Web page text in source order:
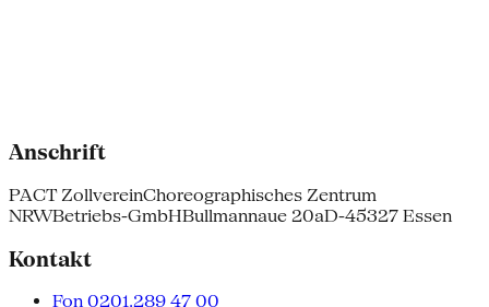
Anschrift
PACT ZollvereinChoreographisches Zentrum
NRWBetriebs-GmbHBullmannaue 20aD-45327 Essen
Kontakt
Fon 0201.289 47 00